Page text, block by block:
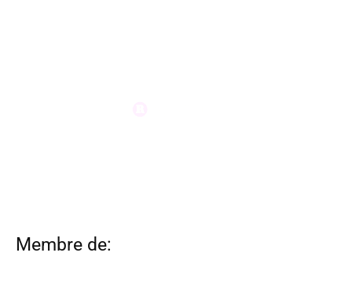
Membre de: